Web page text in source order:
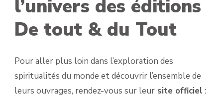
l’univers des éditions
De tout & du Tout
Pour aller plus loin dans l’exploration des
spiritualités du monde et découvrir l’ensemble de
leurs ouvrages, rendez-vous sur leur site officiel :